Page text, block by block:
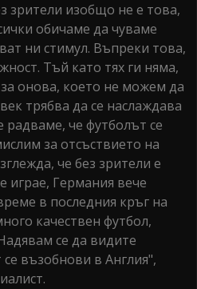
зрители изобщо не е това,
обичаме да чуваме
ни стимул. Въпреки това,
Тъй като тях ги няма,
онова, което не можем да
трябва да се наслаждава
радваме, че футболът се
за отсъствието на
че без зрители е
играе, Германия вече
в последния кръг на
качествен футбол,
се да видите
възобнови в Англия",